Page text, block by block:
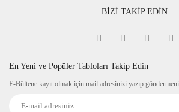
BİZİ TAKİP EDİN
En Yeni ve Popüler Tabloları Takip Edin
E-Bültene kayıt olmak için mail adresinizi yazıp